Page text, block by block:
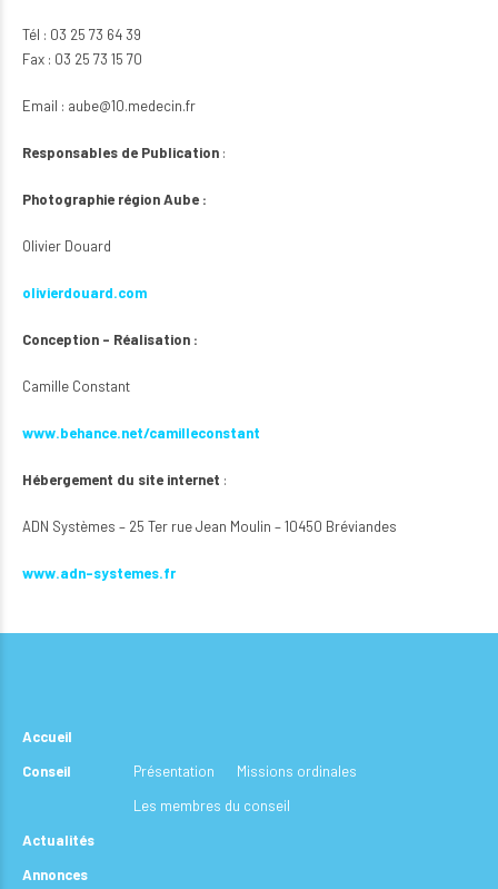
Tél : 03 25 73 64 39
Fax : 03 25 73 15 70
Email : aube@10.medecin.fr
Responsables de Publication :
Photographie région Aube :
Olivier Douard
olivierdouard.com
Conception – Réalisation :
Camille Constant
www.behance.net/camilleconstant
Hébergement du site internet :
ADN Systèmes – 25 Ter rue Jean Moulin – 10450 Bréviandes
www.adn-systemes.fr
Accueil
Conseil
Présentation
Missions ordinales
Les membres du conseil
Actualités
Annonces